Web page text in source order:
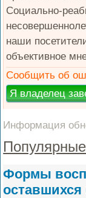
Социально-
наши
объективное
Сообщить об
Информация
Формы
оставшихся